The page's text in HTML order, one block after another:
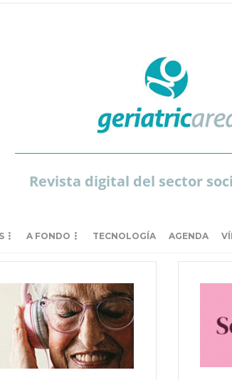
Revista digital del sector
A FONDO TECNOLOGÍA AGENDA